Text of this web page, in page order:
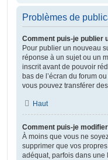
Problèmes de
Comment puis-je publier
Pour publier un nouveau
réponse à un sujet ou un
inscrit avant de pouvoir
bas de l’écran du forum
vous pouvez transférer
Haut
Comment puis-je
À moins que vous ne
supprimer que vos
adéquat, parfois dans une